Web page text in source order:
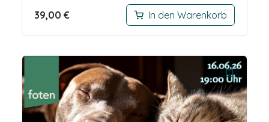
39,00 € In den Warenkorb